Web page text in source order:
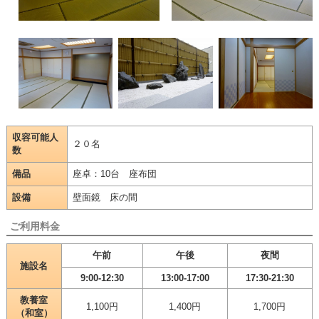
収容可能人
数
２０名
備品 座卓：10台 座布団
設備 壁面鏡 床の間
ご利用料金
施設名
午前 午後 夜間
9:00-12:30 13:00-17:00 17:30-21:30
教養室
（和室）
1,100円 1,400円 1,700円